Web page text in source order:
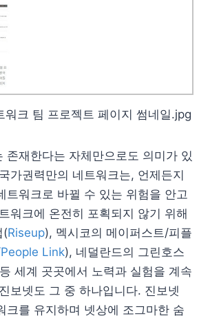
워크 팀 프로젝트 페이지 썸네일.jpg
존재한다는 자체만으로도 의미가 있
가권력만의 네트워크는, 언제든지
트워크로 바뀔 수 있는 위험을 안고
워크에 온전히 포획되지 않기 위해
(Riseup), 멕시코의 메이퍼스트/피플
Link), 네덜란드의 그린호스
세계 곳곳에서 노력과 실험을 계속
보넷도 그 중 하나입니다. 진보넷
크를 유지하며 넷상에 조그마한 숨